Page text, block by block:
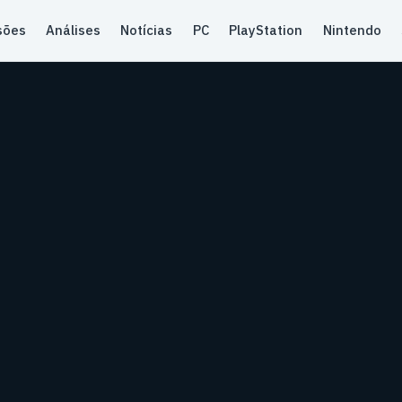
Análises Notícias PC PlayStation Nintendo